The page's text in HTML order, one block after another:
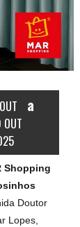
a
OUT
Shopping
Doutor
Lopes,